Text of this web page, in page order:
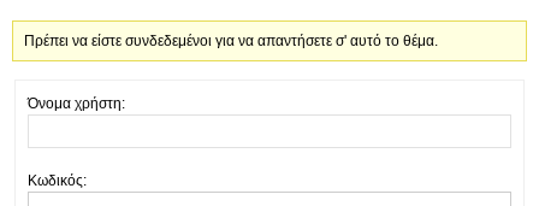
Πρέπει να είστε συνδεδεμένοι για να απαντήσετε σ' αυτό το θέμα.
Όνομα χρήστη:
Κωδικός: